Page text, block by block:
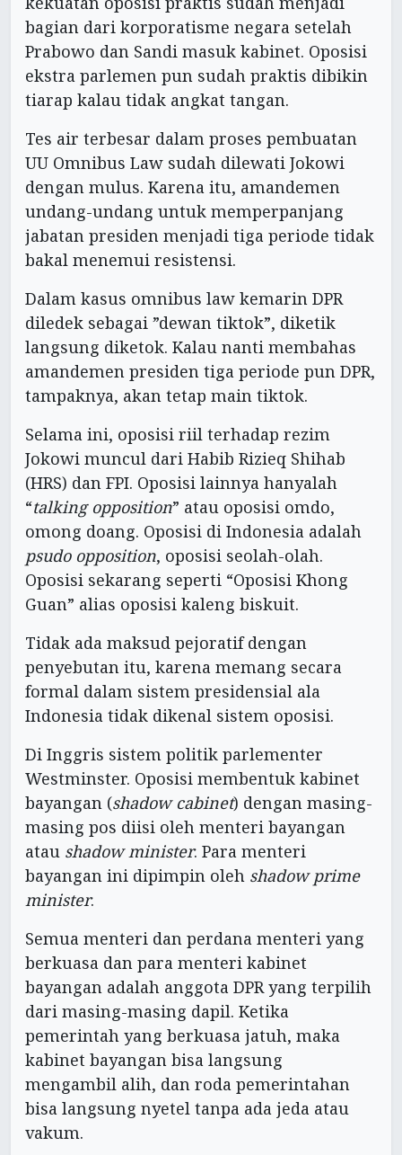
bagian dari korporatisme negara setelah
Prabowo dan Sandi masuk kabinet. Oposisi
ekstra parlemen pun sudah praktis dibikin
tiarap kalau tidak angkat tangan.
Tes air terbesar dalam proses pembuatan
UU Omnibus Law sudah dilewati Jokowi
dengan mulus. Karena itu, amandemen
undang-undang untuk memperpanjang
jabatan presiden menjadi tiga periode tidak
bakal menemui resistensi.
Dalam kasus omnibus law kemarin DPR
diledek sebagai ”dewan tiktok”, diketik
langsung diketok. Kalau nanti membahas
amandemen presiden tiga periode pun DPR,
tampaknya, akan tetap main tiktok.
Selama ini, oposisi riil terhadap rezim
Jokowi muncul dari Habib Rizieq Shihab
(HRS) dan FPI. Oposisi lainnya hanyalah
“talking opposition” atau oposisi omdo,
omong doang. Oposisi di Indonesia adalah
psudo opposition, oposisi seolah-olah.
Oposisi sekarang seperti “Oposisi Khong
Guan” alias oposisi kaleng biskuit.
Tidak ada maksud pejoratif dengan
penyebutan itu, karena memang secara
formal dalam sistem presidensial ala
Indonesia tidak dikenal sistem oposisi.
Di Inggris sistem politik parlementer
Westminster. Oposisi membentuk kabinet
bayangan (shadow cabinet) dengan masing-
masing pos diisi oleh menteri bayangan
atau shadow minister. Para menteri
bayangan ini dipimpin oleh shadow prime
minister.
Semua menteri dan perdana menteri yang
berkuasa dan para menteri kabinet
bayangan adalah anggota DPR yang terpilih
dari masing-masing dapil. Ketika
pemerintah yang berkuasa jatuh, maka
kabinet bayangan bisa langsung
mengambil alih, dan roda pemerintahan
bisa langsung nyetel tanpa ada jeda atau
vakum.